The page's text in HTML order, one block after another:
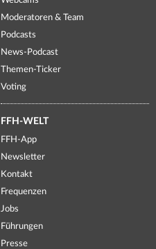
Moderatoren & Team
Podcasts
News-Podcast
Themen-Ticker
Voting
FFH-WELT
FFH-App
Newsletter
Kontakt
Frequenzen
Jobs
Führungen
Presse